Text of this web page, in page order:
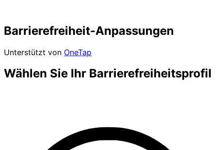
Barrierefreiheit-Anpassungen
Unterstützt von OneTap
Wählen Sie Ihr Barrierefreiheitsprofil